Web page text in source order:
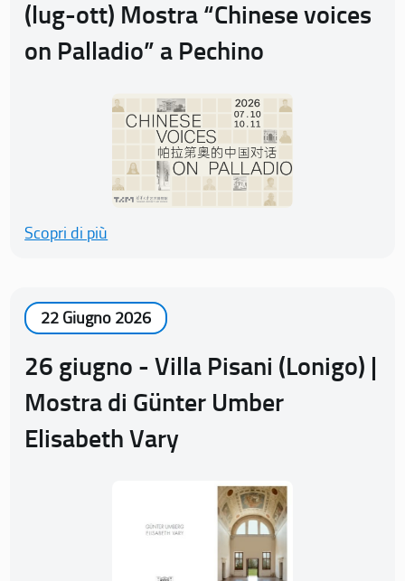
(lug-ott) Mostra “Chinese voices
on Palladio” a Pechino
Scopri di più
22 Giugno 2026
26 giugno - Villa Pisani (Lonigo) |
Mostra di Günter Umber
Elisabeth Vary